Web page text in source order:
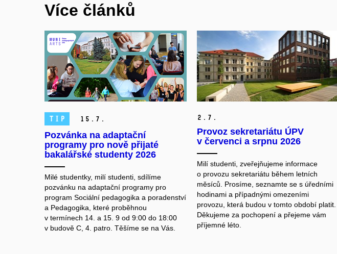
Více článků
TIP 15. 7.
Pozvánka na adaptační
programy pro nově přijaté
bakalářské studenty 2026
Milé studentky, milí studenti, sdílíme
pozvánku na adaptační programy pro
program Sociální pedagogika a poradenství
a Pedagogika, které proběhnou
v termínech 14. a 15. 9 od 9:00 do 18:00
v budově C, 4. patro. Těšíme se na Vás.
2. 7.
Provoz sekretariátu ÚPV
v červenci a srpnu 2026
Milí studenti, zveřejňujeme informace
o provozu sekretariátu během letních
měsíců. Prosíme, seznamte se s úředními
hodinami a případnými omezeními
provozu, která budou v tomto období platit.
Děkujeme za pochopení a přejeme vám
příjemné léto.